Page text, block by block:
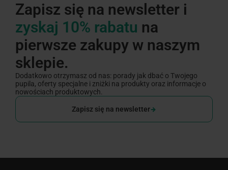
Zapisz się na newsletter i
zyskaj 10% rabatu na
pierwsze zakupy w naszym
sklepie.
Dodatkowo otrzymasz od nas: porady jak dbać o Twojego
pupila, oferty specjalne i zniżki na produkty oraz informacje o
nowościach produktowych.
Zapisz się na newsletter